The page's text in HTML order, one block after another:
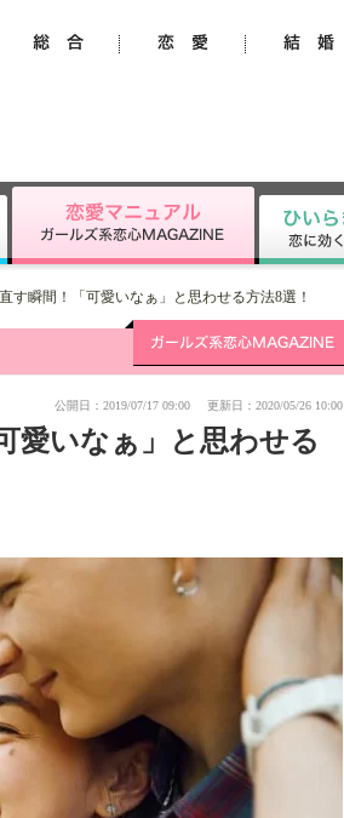
す瞬間！「可愛いなぁ」と思わせる方法8選！
公開日：2019/07/17 09:00 更新日：2020/05/26 10:00
愛いなぁ」と思わせる